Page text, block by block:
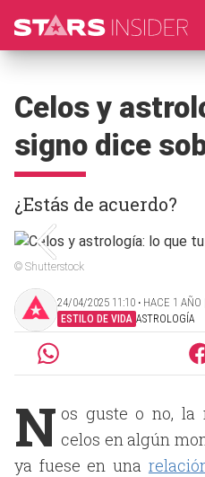
Celos y
signo dice
¿Estás de acuerdo?
© Shutterstock
24/04/2025 11:10 ‧ HACE 1 AÑO
ESTILO DE VIDA ASTROLOGÍA
N os guste o no, la
celos en algún
ya fuese en una